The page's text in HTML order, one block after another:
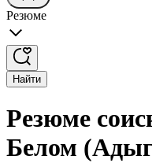
Резюме
Найти
Резюме
Белом